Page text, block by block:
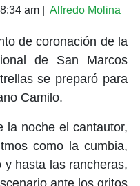
am Alfredo Molina
de coronación de la
de San Marcos
se preparó para
Camilo.
la noche el cantautor,
como la cumbia,
hasta las rancheras,
ante los gritos